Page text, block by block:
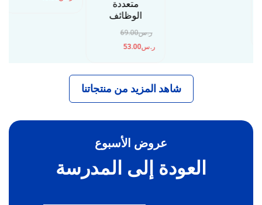
متعددة
الوظائف
ر.س69.00
ر.س53.00
شاهد المزيد من منتجاتنا
عروض الأسبوع
العودة إلى المدرسة